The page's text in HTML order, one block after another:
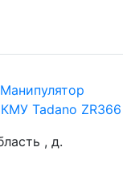
Tadano ZR366
, д.